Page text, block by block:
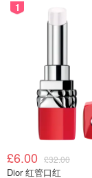
1
£6.00 £32.00
Dior 红管口红